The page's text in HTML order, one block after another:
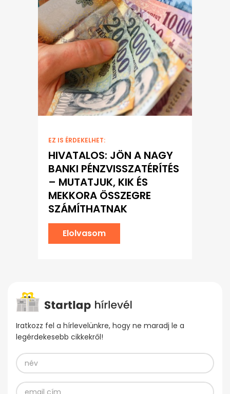
EZ IS ÉRDEKELHET:
HIVATALOS: JÖN A NAGY
BANKI PÉNZVISSZATÉRÍTÉS
– MUTATJUK, KIK ÉS
MEKKORA ÖSSZEGRE
SZÁMÍTHATNAK
Elolvasom
Iratkozz fel a hírlevelünkre, hogy ne maradj le a
legérdekesebb cikkekről!